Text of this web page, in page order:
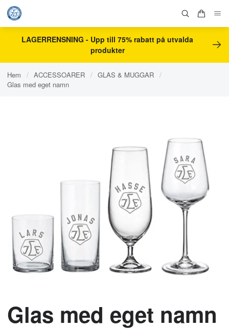
LAGERRENSNING - Upp till 75% rabatt på utvalda
produkter
Hem / ACCESSOARER / GLAS & MUGGAR /
Glas med eget namn
Glas med eget namn